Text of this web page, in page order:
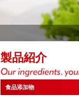
製品紹介
食品添加物